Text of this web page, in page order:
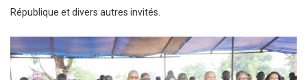
République et divers autres invités.